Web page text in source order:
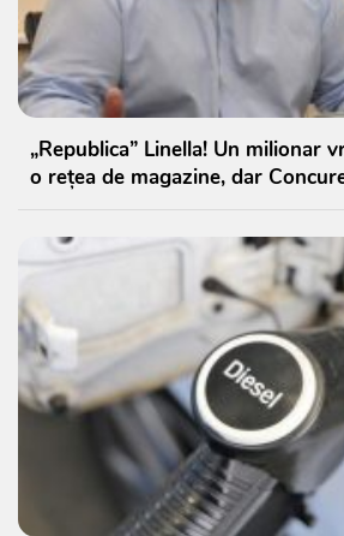
„Republica” Linella! Un milionar
o rețea de magazine, dar